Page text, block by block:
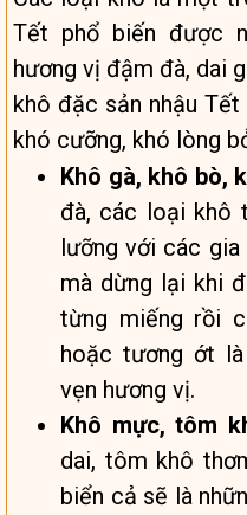
Tết phổ biến được
hương vị đậm đà, dai
khô đặc sản nhậu
khó cưỡng, khó lòng
Khô gà, khô bò,
đà, các loại khô
lưỡng với các gia
mà dừng lại khi
từng miếng rồi
hoặc tương ớt
vẹn hương vị.
Khô mực, tôm
dai, tôm khô
biển cả sẽ là